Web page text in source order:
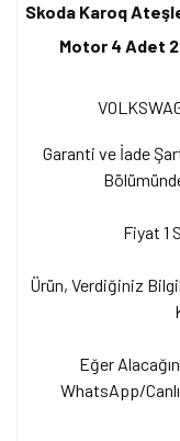
Skoda Karoq
Motor 4 Adet
Garanti ve İade
Fiyat 1
Ürün, Verdiğiniz
Eğer
WhatsApp/